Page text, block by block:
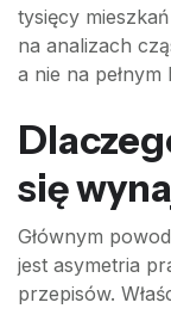
tysięcy
na analizach
a nie na
się
Głównym
jest asymetria
przepisów.